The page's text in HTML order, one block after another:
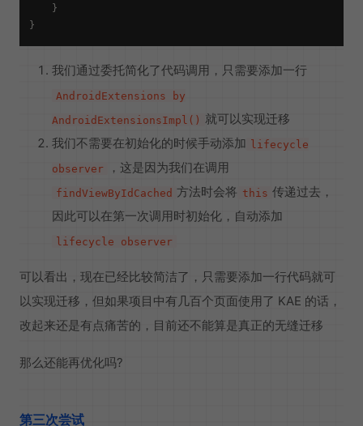
    }
我们通过委托简化了代码调用，只需要添加一行
AndroidExtensions by
AndroidExtensionsImpl() 就可以实现迁移
我们不需要在初始化的时候手动添加 lifecycle
observer
，这是因为我们在调用
findViewByIdCached 方法时会将 this 传递过去，
因此可以在第一次调用时初始化，自动添加
lifecycle observer
可以看出，现在已经比较简洁了，只需要添加一行代码就可
以实现迁移，但如果项目中有几百个页面使用了 KAE 的话，
改起来还是有点痛苦的，目前还不能算是真正的无缝迁移
那么还能再优化吗?
第三次尝试